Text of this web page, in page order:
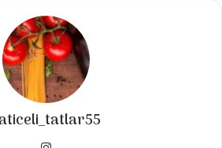
Toplam zaman
1
hour
minutes